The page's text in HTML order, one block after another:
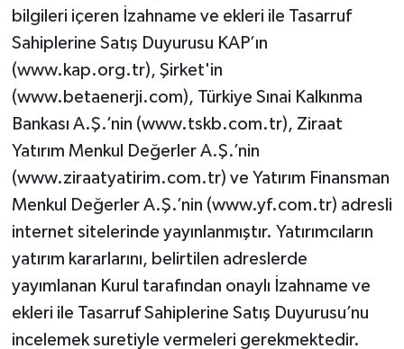
bilgileri içeren İzahname ve ekleri ile Tasarruf
Sahiplerine Satış Duyurusu KAP’ın
(www.kap.org.tr), Şirket'in
(www.betaenerji.com), Türkiye Sınai Kalkınma
Bankası A.Ş.’nin (www.tskb.com.tr), Ziraat
Yatırım Menkul Değerler A.Ş.’nin
(www.ziraatyatirim.com.tr) ve Yatırım Finansman
Menkul Değerler A.Ş.’nin (www.yf.com.tr) adresli
internet sitelerinde yayınlanmıştır. Yatırımcıların
yatırım kararlarını, belirtilen adreslerde
yayımlanan Kurul tarafından onaylı İzahname ve
ekleri ile Tasarruf Sahiplerine Satış Duyurusu’nu
incelemek suretiyle vermeleri gerekmektedir.